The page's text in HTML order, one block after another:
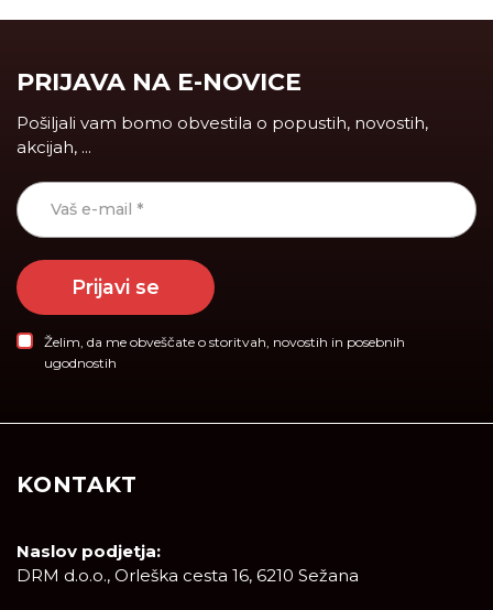
PRIJAVA NA E-NOVICE
Pošiljali vam bomo obvestila o popustih, novostih,
akcijah, ...
Prijavi se
Želim, da me obveščate o storitvah, novostih in posebnih
ugodnostih
KONTAKT
Naslov podjetja:
DRM d.o.o., Orleška cesta 16, 6210 Sežana